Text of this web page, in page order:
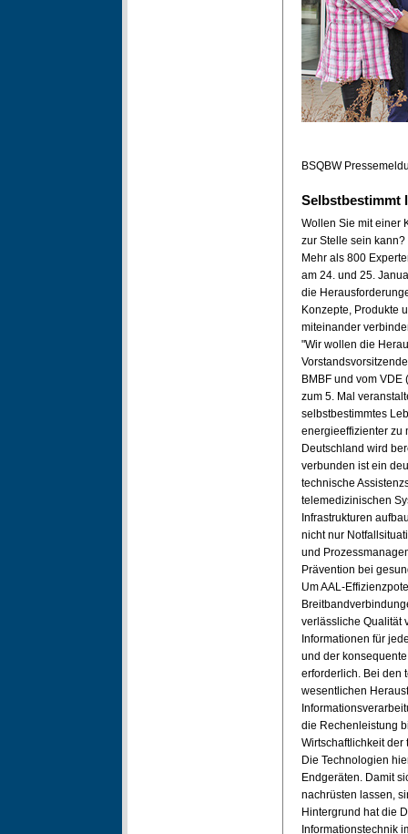
BSQBW
Selbstbestimmt
Wollen Sie mit einer
zur Stelle sein
Mehr als 800
am 24. und 25.
die
Konzepte, Produkte
miteinander
"Wir wollen die
BMBF und vom
zum 5. Mal
selbstbestimmtes
energieeffizienter zu
Deutschland wird
verbunden ist ein
technische
telemedizinischen
Infrastrukturen
nicht nur
und
Prävention bei
Um AAL-
verlässliche Qualität
Informationen für
und der
erforderlich. Bei den
wesentlichen
die Rechenleistung
Wirtschaftlichkeit der
Die Technologien
Endgeräten. Damit
nachrüsten lassen,
Hintergrund hat die
Informationstechnik